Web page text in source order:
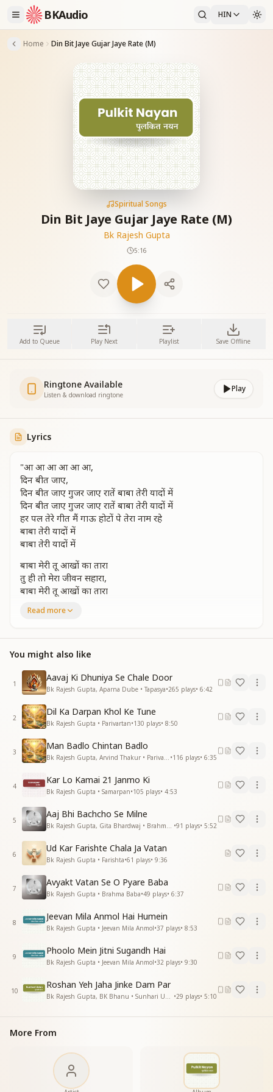
BKAudio HIN
Home Din Bit Jaye Gujar Jaye Rate (M)
Spiritual Songs
Din Bit Jaye Gujar Jaye Rate (M)
Bk Rajesh Gupta
5:16
Add to Queue Play Next Playlist Save Offline
Ringtone Available
Listen & download ringtone
Play
Lyrics
"आ आ आ आ आ आ,
दिन बीत जाए,
दिन बीत जाए गुजर जाए रातें बाबा तेरी यादों में
दिन बीत जाए गुजर जाए रातें बाबा तेरी यादों में
हर पल तेरे गीत मैं गाऊ होटों पे तेरा नाम रहे
बाबा तेरी यादों में
बाबा तेरी यादों में
बाबा मेरी तू आखों का तारा
तु ही तो मेरा जीवन सहारा,
बाबा मेरी तू आखों का तारा
मन मंदिर में है तेरी मूरत
बाबा तुझको पाके मैं भूल गया हूं दुनिया सारी
दिन बीत जाए गुजर जाए रातें
बाबा तेरी यादों में
बस यही तमन्ना जीना हो मरना तेरे ही साथ घर को है जाना,
बस यही तमन्ना जीना हो मरना तेरे ही साथ घर को है जाना
इसके सिवा कोई चाहत नहीं है तेरे बिना कोई मंजिल नही है
बाबा तुझसे सबकुछ पाया
तू ही तो मेरा संसार है
दिन बीत जाए गुजर जाए रातें बाबा तेरी यादों में
हर पल तेरे गीत में गाऊ होटों पे तेरा नाम रहे
बाबा तेरे यादों में,
आ आ आ आ आ आ
बाबा तेरे यादों में
आ आ आ आ आ आ
बाबा तेरे यादों में
आ आ आ आ आ आ"
Read more
You might also like
1
Aavaj Ki Dhuniya Se Chale Door
Bk Rajesh Gupta, Aparna Dube • Tapasya•265 plays• 6:42
2
Dil Ka Darpan Khol Ke Tune
Bk Rajesh Gupta • Parivartan•130 plays• 8:50
3
Man Badlo Chintan Badlo
•116 plays• 6:35
4
Kar Lo Kamai 21 Janmo Ki
Bk Rajesh Gupta • Samarpan•105 plays• 4:53
5
Aaj Bhi Bachcho Se Milne
•91 plays• 5:52
6
Ud Kar Farishte Chala Ja Vatan
Bk Rajesh Gupta • Farishta•61 plays• 9:36
7
Avyakt Vatan Se O Pyare Baba
Bk Rajesh Gupta • Brahma Baba•49 plays• 6:37
8
Jeevan Mila Anmol Hai Humein
Bk Rajesh Gupta • Jeevan Mila Anmol•37 plays• 8:53
9
Phoolo Mein Jitni Sugandh Hai
Bk Rajesh Gupta • Jeevan Mila Anmol•32 plays• 9:30
10
Roshan Yeh Jaha Jinke Dam Par
•29 plays• 5:10
More From